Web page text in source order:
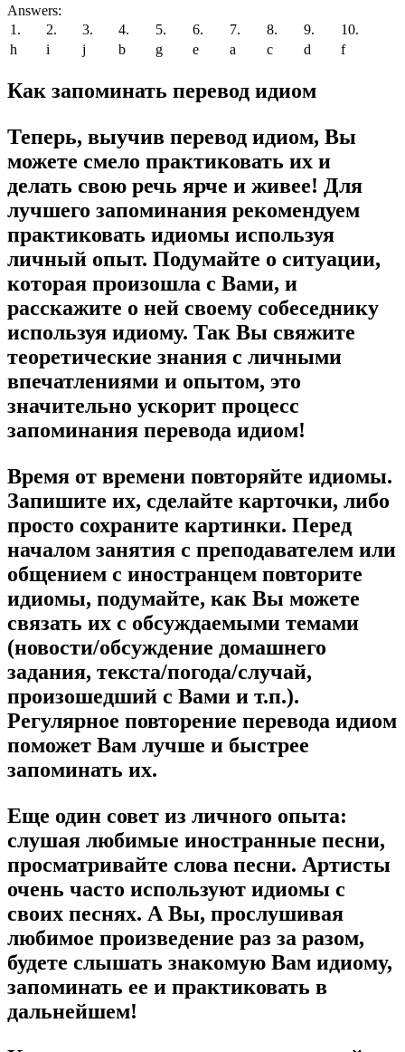
Answers:
1.
2. 3. 4. 5. 6. 7. 8. 9.
10.
h
i j b g e a c d f
Как запоминать перевод идиом
Теперь, выучив перевод идиом, Вы
можете смело практиковать их и
делать свою речь ярче и живее! Для
лучшего запоминания рекомендуем
практиковать идиомы используя
личный опыт. Подумайте о ситуации,
которая произошла с Вами, и
расскажите о ней своему собеседнику
используя идиому. Так Вы свяжите
теоретические знания с личными
впечатлениями и опытом, это
значительно ускорит процесс
запоминания перевода идиом!
Время от времени повторяйте идиомы.
Запишите их, сделайте карточки, либо
просто сохраните картинки. Перед
началом занятия с преподавателем или
общением с иностранцем повторите
идиомы, подумайте, как Вы можете
связать их с обсуждаемыми темами
(новости/обсуждение домашнего
задания, текста/погода/случай,
произошедший с Вами и т.п.).
Регулярное повторение перевода идиом
поможет Вам лучше и быстрее
запоминать их.
Еще один совет из личного опыта:
слушая любимые иностранные песни,
просматривайте слова песни. Артисты
очень часто используют идиомы с
своих песнях. А Вы, прослушивая
любимое произведение раз за разом,
будете слышать знакомую Вам идиому,
запоминать ее и практиковать в
дальнейшем!